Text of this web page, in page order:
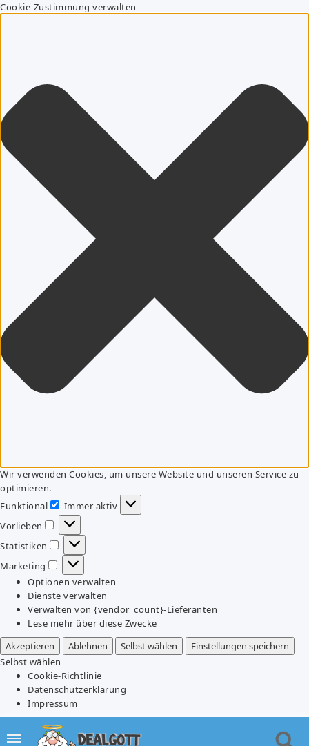
Cookie-Zustimmung verwalten
Wir verwenden Cookies, um unsere Website und unseren Service zu
optimieren.
Funktional
Funktional
Immer aktiv
Vorlieben
Vorlieben
Statistiken
Statistiken
Marketing
Marketing
Optionen verwalten
Dienste verwalten
Verwalten von {vendor_count}-Lieferanten
Lese mehr über diese Zwecke
Akzeptieren
Ablehnen Selbst wählen
Einstellungen speichern
Selbst wählen
Cookie-Richtlinie
Datenschutzerklärung
Impressum